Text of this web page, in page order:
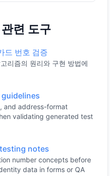
련 도구
드 번호 검증
리즘의 원리와 구현 방법에
guidelines
and address-format
validating generated test
notes
number concepts before
data in forms or QA